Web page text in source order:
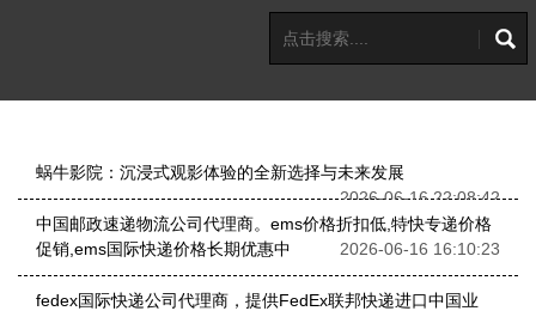
蜗牛影院：沉浸式观影体验的全新选择与未来发展
2026-06-16 22:08:42
中国邮政速递物流公司代理商。ems价格折扣低,特快专递价格
促销,ems国际快递价格长期优惠中
2026-06-16 16:10:23
fedex国际快递公司代理商，提供FedEx联邦快递进口中国业